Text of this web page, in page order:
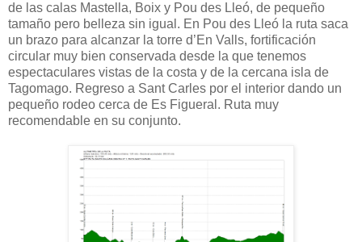
de las calas Mastella, Boix y Pou des Lleó, de pequeño
tamaño pero belleza sin igual. En Pou des Lleó la ruta saca
un brazo para alcanzar la torre d’En Valls, fortificación
circular muy bien conservada desde la que tenemos
espectaculares vistas de la costa y de la cercana isla de
Tagomago. Regreso a Sant Carles por el interior dando un
pequeño rodeo cerca de Es Figueral. Ruta muy
recomendable en su conjunto.